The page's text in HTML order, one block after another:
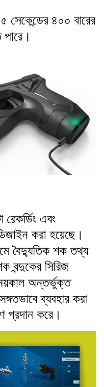
৫ সেকেন্ডের ৪০০ বারের
এবং
করা হয়েছে।
বৈদ্যুতিক শক তথ্য
বন্দুকের সিরিজ
অন্তর্ভুক্ত
ব্যবহার করা
প্রদান করে।